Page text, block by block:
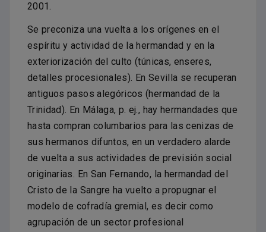
2001.
Se preconiza una vuelta a los orígenes en el
espíritu y actividad de la hermandad y en la
exteriorización del culto (túnicas, enseres,
detalles procesionales). En Sevilla se recuperan
antiguos pasos alegóricos (hermandad de la
Trinidad). En Málaga, p. ej., hay hermandades que
hasta compran columbarios para las cenizas de
sus hermanos difuntos, en un verdadero alarde
de vuelta a sus actividades de previsión social
originarias. En San Fernando, la hermandad del
Cristo de la Sangre ha vuelto a propugnar el
modelo de cofradía gremial, es decir como
agrupación de un sector profesional